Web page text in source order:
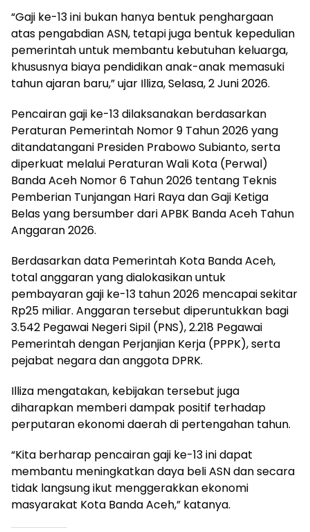
“Gaji ke-13 ini bukan hanya bentuk penghargaan
atas pengabdian ASN, tetapi juga bentuk kepedulian
pemerintah untuk membantu kebutuhan keluarga,
khususnya biaya pendidikan anak-anak memasuki
tahun ajaran baru,” ujar Illiza, Selasa, 2 Juni 2026.
Pencairan gaji ke-13 dilaksanakan berdasarkan
Peraturan Pemerintah Nomor 9 Tahun 2026 yang
ditandatangani Presiden Prabowo Subianto, serta
diperkuat melalui Peraturan Wali Kota (Perwal)
Banda Aceh Nomor 6 Tahun 2026 tentang Teknis
Pemberian Tunjangan Hari Raya dan Gaji Ketiga
Belas yang bersumber dari APBK Banda Aceh Tahun
Anggaran 2026.
Berdasarkan data Pemerintah Kota Banda Aceh,
total anggaran yang dialokasikan untuk
pembayaran gaji ke-13 tahun 2026 mencapai sekitar
Rp25 miliar. Anggaran tersebut diperuntukkan bagi
3.542 Pegawai Negeri Sipil (PNS), 2.218 Pegawai
Pemerintah dengan Perjanjian Kerja (PPPK), serta
pejabat negara dan anggota DPRK.
Illiza mengatakan, kebijakan tersebut juga
diharapkan memberi dampak positif terhadap
perputaran ekonomi daerah di pertengahan tahun.
“Kita berharap pencairan gaji ke-13 ini dapat
membantu meningkatkan daya beli ASN dan secara
tidak langsung ikut menggerakkan ekonomi
masyarakat Kota Banda Aceh,” katanya.